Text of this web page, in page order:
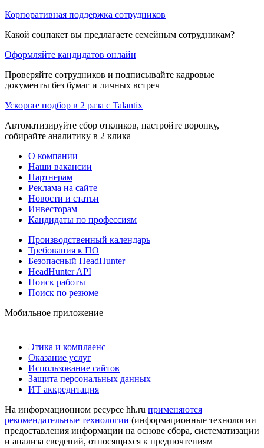
Корпоративная поддержка сотрудников
Какой соцпакет вы предлагаете семейным сотрудникам?
Оформляйте кандидатов онлайн
Проверяйте сотрудников и подписывайте кадровые
документы без бумаг и личных встреч
Ускорьте подбор в 2 раза с Talantix
Автоматизируйте сбор откликов, настройте воронку,
собирайте аналитику в 2 клика
О компании
Наши вакансии
Партнерам
Реклама на сайте
Новости и статьи
Инвесторам
Кандидаты по профессиям
Производственный календарь
Требования к ПО
Безопасный HeadHunter
HeadHunter API
Поиск работы
Поиск по резюме
Мобильное приложение
Этика и комплаенс
Оказание услуг
Использование сайтов
Защита персональных данных
ИТ аккредитация
На информационном ресурсе hh.ru применяются
рекомендательные технологии (информационные технологии
предоставления информации на основе сбора, систематизации
и анализа сведений, относящихся к предпочтениям